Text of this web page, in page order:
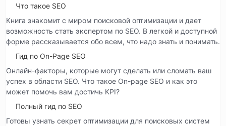
Что такое SEO
Книга знакомит с миром поисковой оптимизации и дает
возможность стать экспертом по SEO. В легкой и доступной
форме рассказывается обо всем, что надо знать и понимать.
Гид по On-Page SEO
Онлайн-факторы, которые могут сделать или сломать ваш
успех в области SEO. Что такое On-page SEO и как это
может помочь вам достичь KPI?
Полный гид по SEO
Готовы узнать секрет оптимизации для поисковых систем